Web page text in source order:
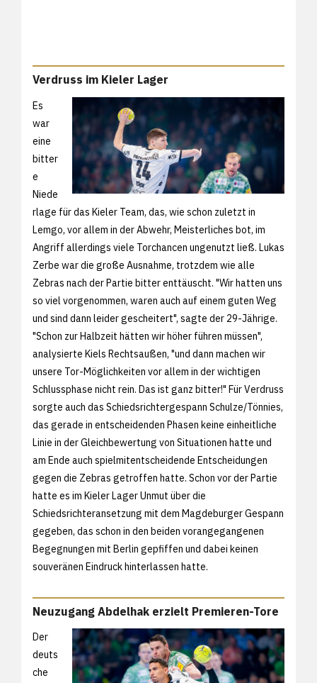
Verdruss im Kieler Lager
Es
war
eine
bitter
e
Niede
rlage für das Kieler Team, das, wie schon zuletzt in
Lemgo, vor allem in der Abwehr, Meisterliches bot, im
Angriff allerdings viele Torchancen ungenutzt ließ. Lukas
Zerbe war die große Ausnahme, trotzdem wie alle
Zebras nach der Partie bitter enttäuscht. "Wir hatten uns
so viel vorgenommen, waren auch auf einem guten Weg
und sind dann leider gescheitert", sagte der 29-Jährige.
"Schon zur Halbzeit hätten wir höher führen müssen",
analysierte Kiels Rechtsaußen, "und dann machen wir
unsere Tor-Möglichkeiten vor allem in der wichtigen
Schlussphase nicht rein. Das ist ganz bitter!" Für Verdruss
sorgte auch das Schiedsrichtergespann Schulze/Tönnies,
das gerade in entscheidenden Phasen keine einheitliche
Linie in der Gleichbewertung von Situationen hatte und
am Ende auch spielmitentscheidende Entscheidungen
gegen die Zebras getroffen hatte. Schon vor der Partie
hatte es im Kieler Lager Unmut über die
Schiedsrichteransetzung mit dem Magdeburger Gespann
gegeben, das schon in den beiden vorangegangenen
Begegnungen mit Berlin gepfiffen und dabei keinen
souveränen Eindruck hinterlassen hatte.
Neuzugang Abdelhak erzielt Premieren-Tore
Der
deuts
che